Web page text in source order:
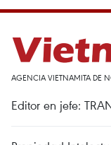
AGENCIA VIETNAMITA DE
Editor en jefe: